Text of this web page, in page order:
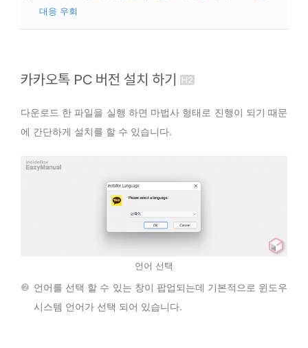
대응 우회
카카오톡 PC 버전 설치 하기
다운로드 한 파일을 실행 하면 마법사 형태로 진행이 되기 때문
에 간단하게 설치를 할 수 있습니다.
언어 선택
언어를 선택 할 수 있는 창이 팝업되는데 기본적으로 윈도우
시스템 언어가 선택 되어 있습니다.